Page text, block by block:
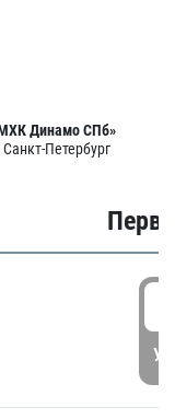
Динамо СПб»
Санкт-Петербург